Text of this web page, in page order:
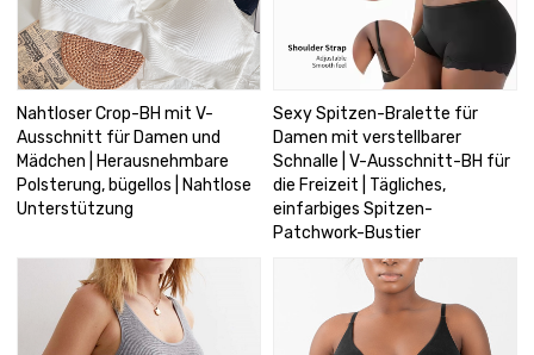
Nahtloser Crop-BH mit V-
Ausschnitt für Damen und
Mädchen | Herausnehmbare
Polsterung, bügellos | Nahtlose
Unterstützung
Sexy Spitzen-Bralette für
Damen mit verstellbarer
Schnalle | V-Ausschnitt-BH für
die Freizeit | Tägliches,
einfarbiges Spitzen-
Patchwork-Bustier